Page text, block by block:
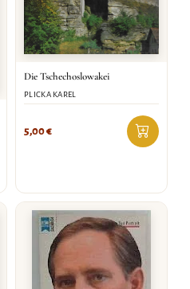
Die Tschechoslowakei
PLICKA KAREL
5,00€